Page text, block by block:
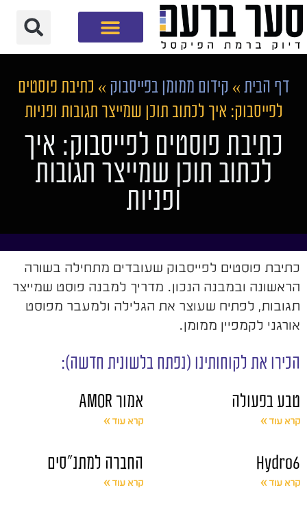
דף הבית » קידום ממומן בפייסבוק » כתיבת פוסטים
לפייסבוק: איך לכתוב תוכן שמייצר תגובות ופניות
כתיבת פוסטים לפייסבוק: איך
לכתוב תוכן שמייצר תגובות
ופניות
כתיבת פוסטים לפייסבוק שעובדים מתחילה בשורה
הראשונה ובמבנה הנכון. מדריך למבנה פוסט שמייצר
תגובות, לפתיח שעוצר את הגלילה ולמעבר מפוסט
אורגני לקמפיין ממומן.
הכירו את לקוחותינו (נפתח בלשונית חדשה):
טבע בפעולה
קרא עוד »
אמור AMOR
קרא עוד »
Hydro6
קרא עוד »
החברה למתנ"סים
קרא עוד »